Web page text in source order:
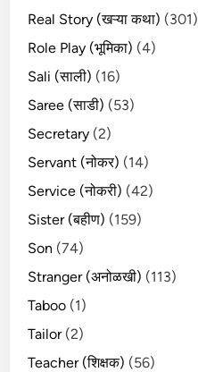
Real Story (खऱ्या कथा) (301)
Role Play (भूमिका) (4)
Sali (साली) (16)
Saree (साडी) (53)
Secretary (2)
Servant (नोकर) (14)
Service (नोकरी) (42)
Sister (बहीण) (159)
Son (74)
Stranger (अनोळखी) (113)
Taboo (1)
Tailor(2)
Teacher (शिक्षक) (56)